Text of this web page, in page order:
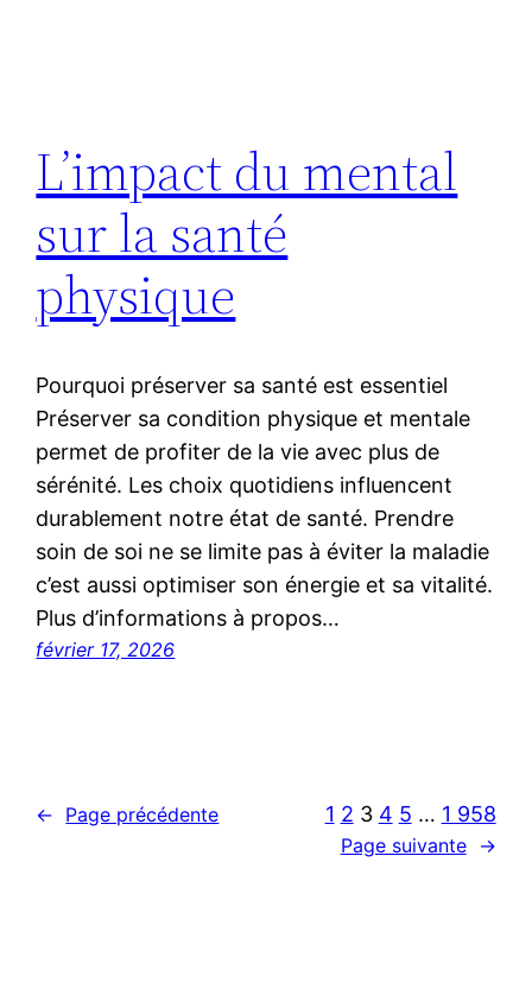
L’impact du mental
sur la santé
physique
Pourquoi préserver sa santé est essentiel
Préserver sa condition physique et mentale
permet de profiter de la vie avec plus de
sérénité. Les choix quotidiens influencent
durablement notre état de santé. Prendre
soin de soi ne se limite pas à éviter la maladie
c’est aussi optimiser son énergie et sa vitalité.
Plus d’informations à propos…
février 17, 2026
← Page précédente 1 2 3 4 5 … 1 958
Page suivante →